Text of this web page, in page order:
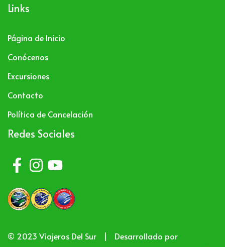
Links
Página de Inicio
Conócenos
Excursiones
Contacto
Política de Cancelación
Redes Sociales
© 2023 Viajeros Del Sur |
Desarrollado por